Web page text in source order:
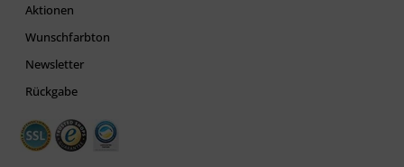
Aktionen
Wunschfarbton
Newsletter
Rückgabe